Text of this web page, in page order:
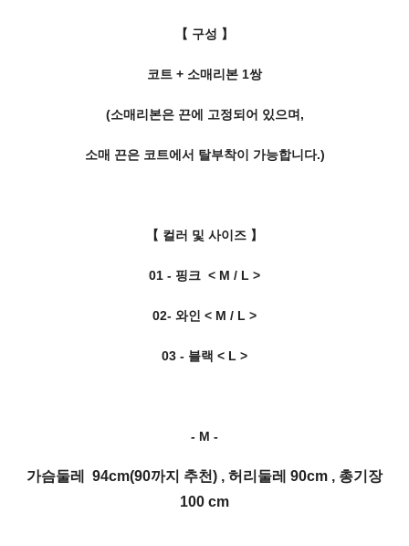
【 구성 】
코트 + 소매리본 1쌍
(소매리본은 끈에 고정되어 있으며,
소매 끈은 코트에서 탈부착이 가능합니다.)
【 컬러 및 사이즈 】
01 - 핑크 < M / L >
02- 와인 < M / L >
03 - 블랙 < L >
- M -
가슴둘레 94cm(90까지 추천) , 허리둘레 90cm , 총기장
100 cm